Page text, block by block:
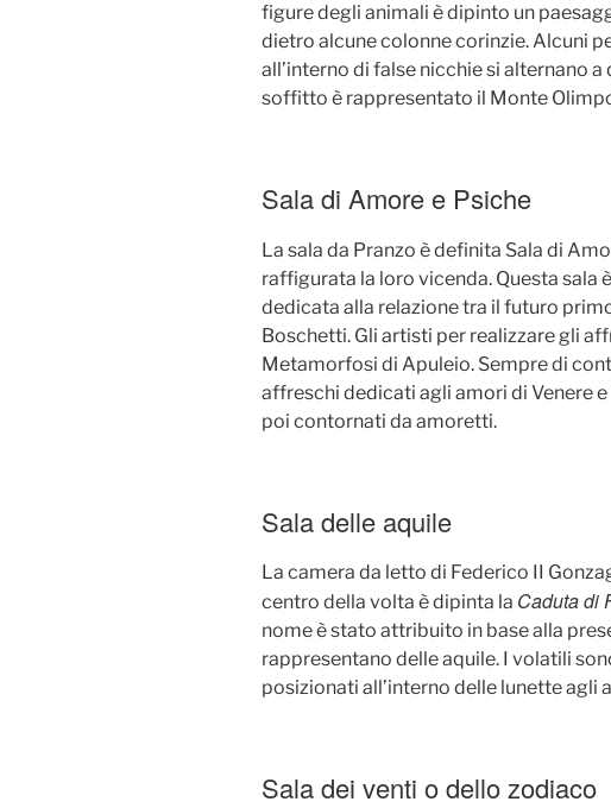
figure degli animali è dipinto un
dietro alcune colonne corinzie. Alcuni
all’interno di false nicchie si alternano
soffitto è rappresentato il Monte
Sala di Amore e Psiche
La sala da Pranzo è definita Sala di
raffigurata la loro vicenda. Questa sala
dedicata alla relazione tra il futuro
Boschetti. Gli artisti per realizzare gli
Metamorfosi di Apuleio. Sempre di
affreschi dedicati agli amori di Venere
poi contornati da amoretti.
Sala delle aquile
La camera da letto di Federico II
centro della volta è dipinta la Caduta di
nome è stato attribuito in base alla
rappresentano delle aquile. I volatili
posizionati all’interno delle lunette agli
Sala dei venti o dello zodiaco